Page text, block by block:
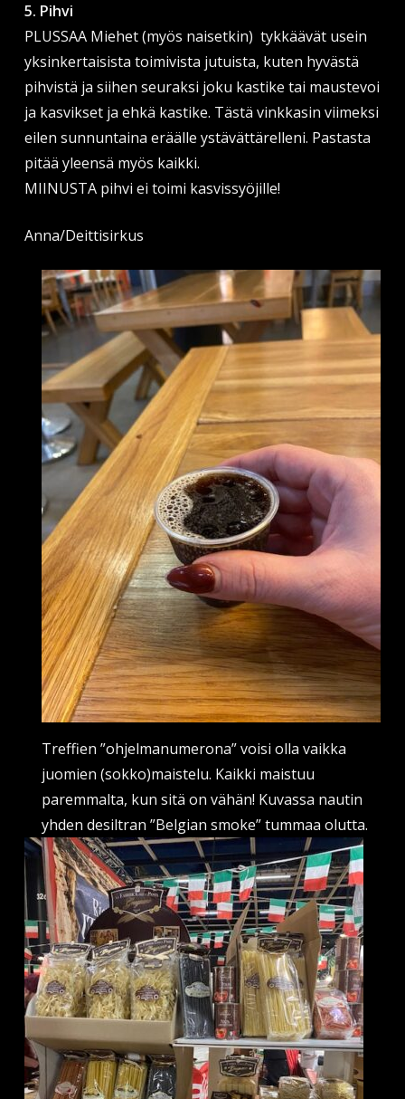
5. Pihvi
PLUSSAA Miehet (myös naisetkin) tykkäävät usein
yksinkertaisista toimivista jutuista, kuten hyvästä
pihvistä ja siihen seuraksi joku kastike tai maustevoi
ja kasvikset ja ehkä kastike. Tästä vinkkasin viimeksi
eilen sunnuntaina eräälle ystävättärelleni. Pastasta
pitää yleensä myös kaikki.
MIINUSTA pihvi ei toimi kasvissyöjille!
Anna/Deittisirkus
Treffien ”ohjelmanumerona” voisi olla vaikka
juomien (sokko)maistelu. Kaikki maistuu
paremmalta, kun sitä on vähän! Kuvassa nautin
yhden desiltran ”Belgian smoke” tummaa olutta.